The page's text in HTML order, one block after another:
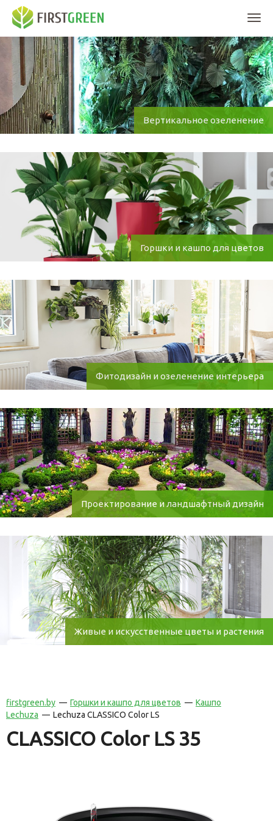
Вертикальное озеленение
Горшки и кашпо для цветов
Фитодизайн и озеленение интерьера
Проектирование и ландшафтный дизайн
Живые и искусственные цветы и растения
firstgreen.by Горшки и кашпо для цветов
Кашпо
Lechuza
Lechuza CLASSICO Color LS
CLASSICO Color LS 35